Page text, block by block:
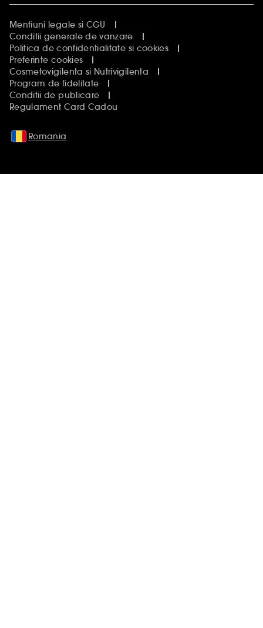
Mentiuni legale si CGU
Conditii generale de vanzare
Politica de confidentialitate si cookies
Preferinte cookies
Cosmetovigilenta si Nutrivigilenta
Program de fidelitate
Conditii de publicare
Regulament Card Cadou
Romania